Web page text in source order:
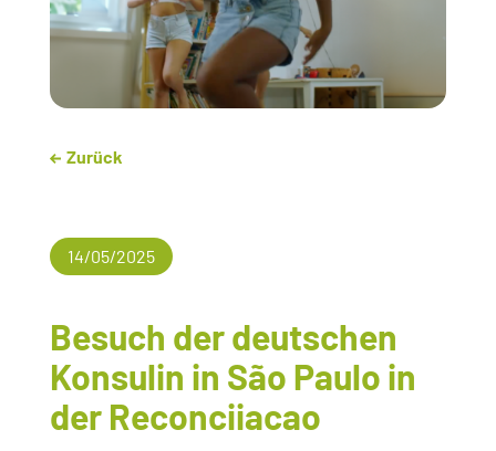
Zurück
14/05/2025
Besuch der deutschen
Konsulin in São Paulo in
der Reconciiacao